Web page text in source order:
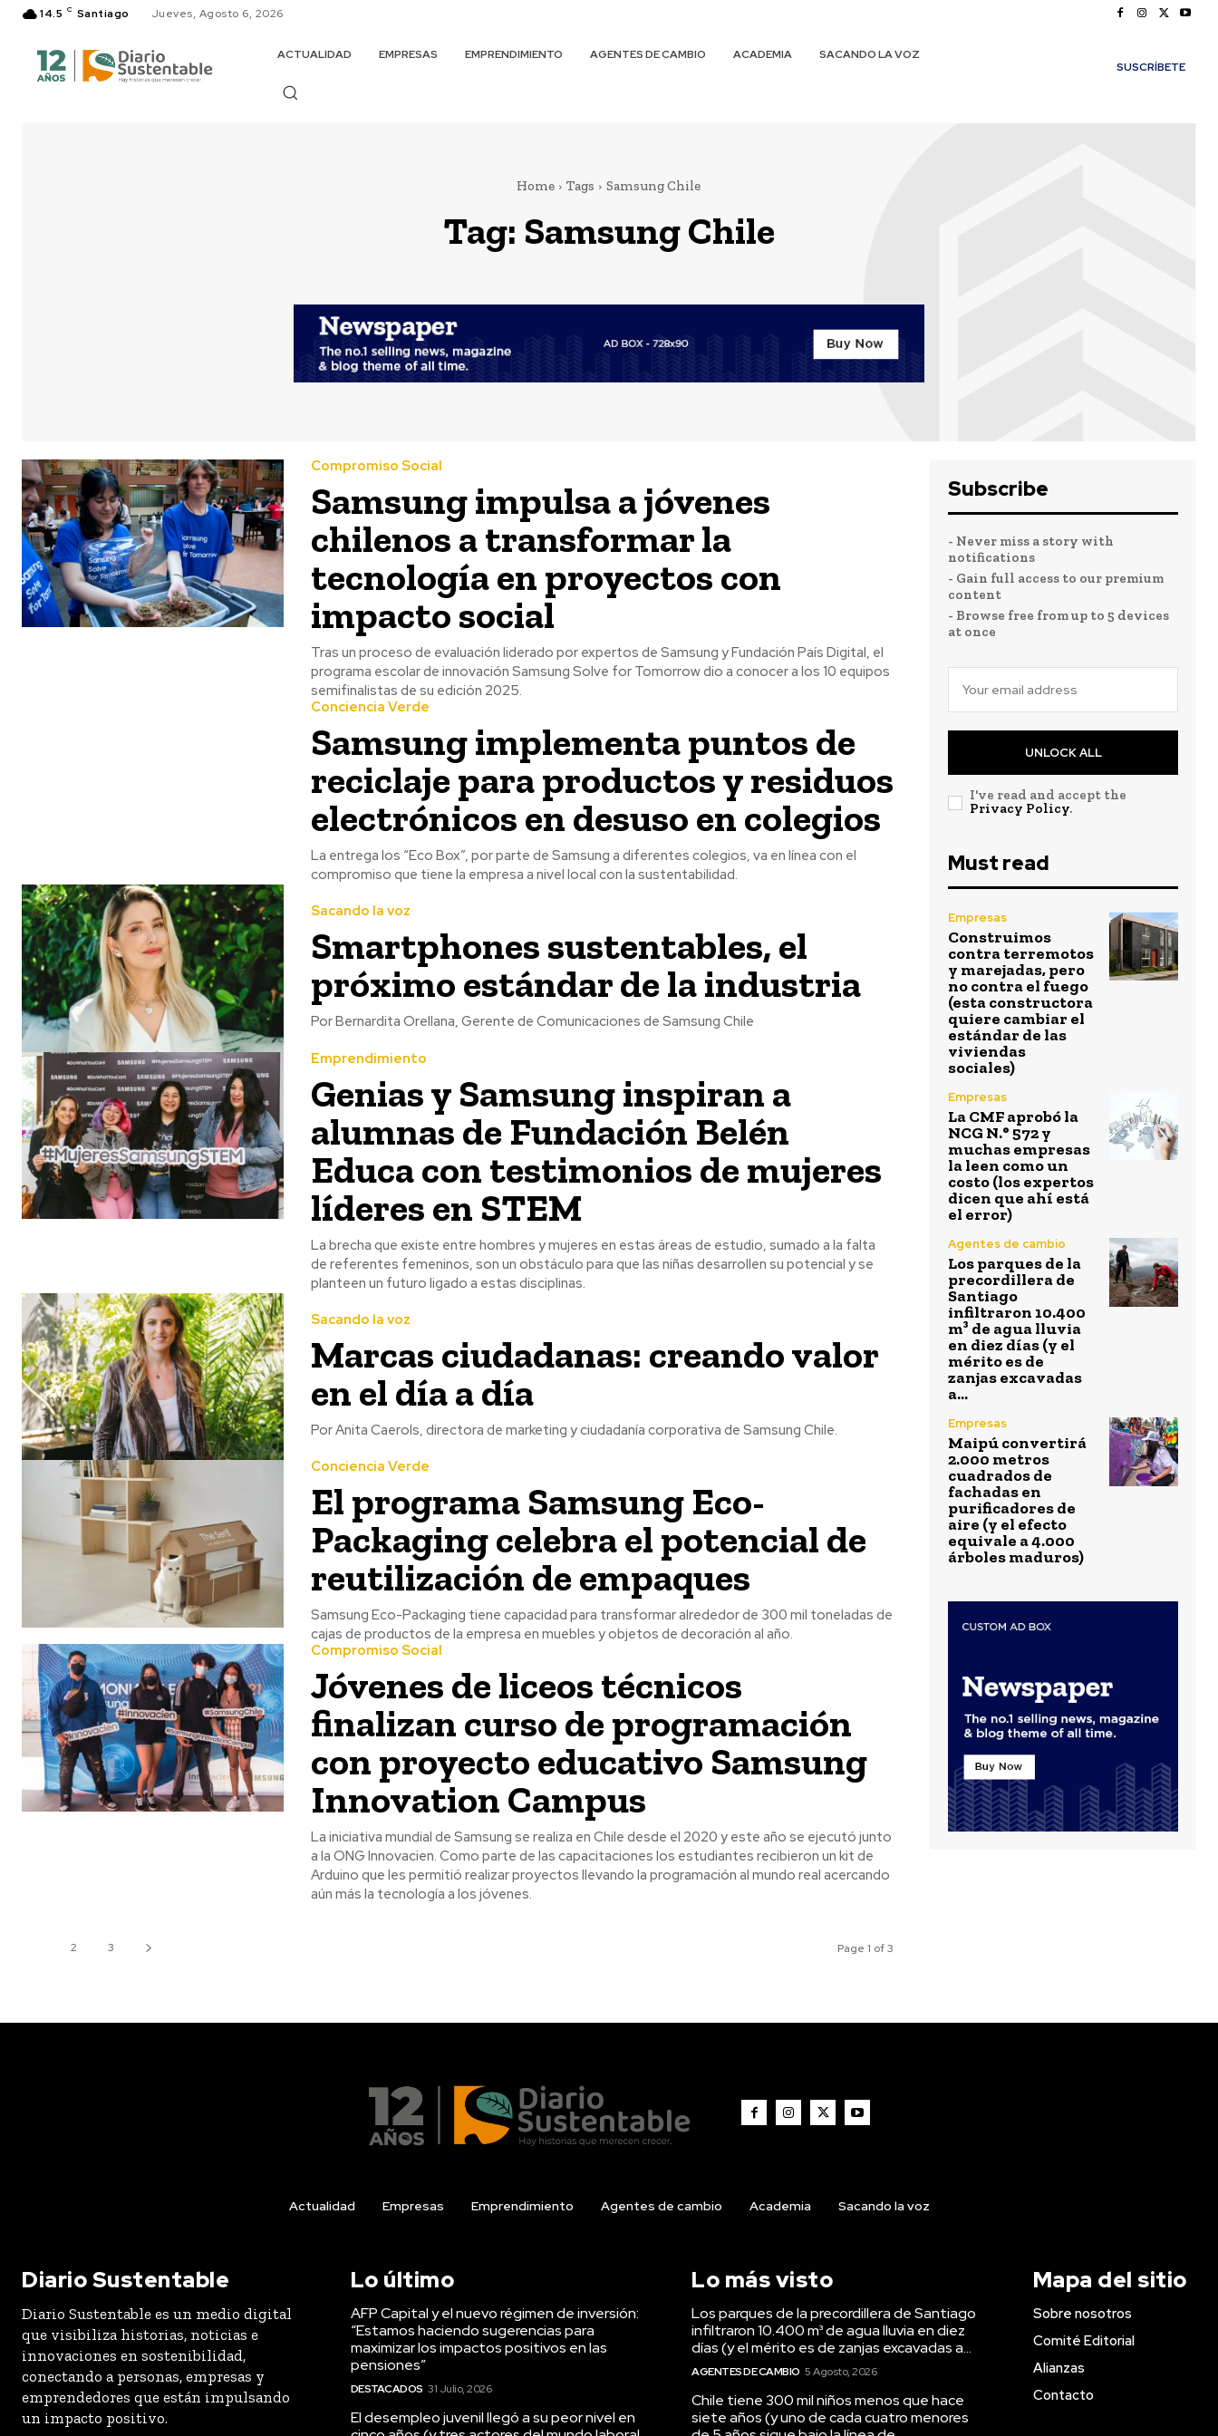
14.5 C Santiago Jueves, Agosto 6, 2026
ACTUALIDAD EMPRESAS EMPRENDIMIENTO AGENTES DE CAMBIO ACADEMIA
SACANDO LA VOZ
SUSCRÍBETE
Home Tags Samsung Chile
Tag: Samsung Chile
Compromiso Social
Samsung impulsa a jóvenes
chilenos a transformar la
tecnología en proyectos con
impacto social
Tras un proceso de evaluación liderado por expertos de Samsung y Fundación País Digital, el
programa escolar de innovación Samsung Solve for Tomorrow dio a conocer a los 10 equipos
semifinalistas de su edición 2025.
Conciencia Verde
Samsung implementa puntos de
reciclaje para productos y residuos
electrónicos en desuso en colegios
La entrega los “Eco Box”, por parte de Samsung a diferentes colegios, va en línea con el
compromiso que tiene la empresa a nivel local con la sustentabilidad.
Sacando la voz
Smartphones sustentables, el
próximo estándar de la industria
Por Bernardita Orellana, Gerente de Comunicaciones de Samsung Chile
Emprendimiento
Genias y Samsung inspiran a
alumnas de Fundación Belén
Educa con testimonios de mujeres
líderes en STEM
La brecha que existe entre hombres y mujeres en estas áreas de estudio, sumado a la falta
de referentes femeninos, son un obstáculo para que las niñas desarrollen su potencial y se
planteen un futuro ligado a estas disciplinas.
Sacando la voz
Marcas ciudadanas: creando valor
en el día a día
Por Anita Caerols, directora de marketing y ciudadanía corporativa de Samsung Chile.
Conciencia Verde
El programa Samsung Eco-
Packaging celebra el potencial de
reutilización de empaques
Samsung Eco-Packaging tiene capacidad para transformar alrededor de 300 mil toneladas de
cajas de productos de la empresa en muebles y objetos de decoración al año.
Compromiso Social
Jóvenes de liceos técnicos
finalizan curso de programación
con proyecto educativo Samsung
Innovation Campus
La iniciativa mundial de Samsung se realiza en Chile desde el 2020 y este año se ejecutó junto
a la ONG Innovacien. Como parte de las capacitaciones los estudiantes recibieron un kit de
Arduino que les permitió realizar proyectos llevando la programación al mundo real acercando
aún más la tecnología a los jóvenes.
2 3 Page 1 of 3
Subscribe
- Never miss a story with
notifications
- Gain full access to our premium
content
- Browse free from up to 5 devices
at once
UNLOCK ALL
I've read and accept the
Privacy Policy.
Must read
Empresas
Construimos
contra terremotos
y marejadas, pero
no contra el fuego
(esta constructora
quiere cambiar el
estándar de las
viviendas
sociales)
Empresas
La CMF aprobó la
NCG N.° 572 y
muchas empresas
la leen como un
costo (los expertos
dicen que ahí está
el error)
Agentes de cambio
Los parques de la
precordillera de
Santiago
infiltraron 10.400
m³ de agua lluvia
en diez días (y el
mérito es de
zanjas excavadas
a...
Empresas
Maipú convertirá
2.000 metros
cuadrados de
fachadas en
purificadores de
aire (y el efecto
equivale a 4.000
árboles maduros)
Actualidad Empresas Emprendimiento Agentes de cambio Academia Sacando la voz
Diario Sustentable
Diario Sustentable es un medio digital
que visibiliza historias, noticias e
innovaciones en sostenibilidad,
conectando a personas, empresas y
emprendedores que están impulsando
un impacto positivo.
Lo último
AFP Capital y el nuevo régimen de inversión:
“Estamos haciendo sugerencias para
maximizar los impactos positivos en las
pensiones”
DESTACADOS 31 Julio, 2026
El desempleo juvenil llegó a su peor nivel en
Lo más visto
Los parques de la precordillera de Santiago
infiltraron 10.400 m³ de agua lluvia en diez
días (y el mérito es de zanjas excavadas a...
AGENTES DE CAMBIO 5 Agosto, 2026
Chile tiene 300 mil niños menos que hace
siete años (y uno de cada cuatro menores
Mapa del sitio
Sobre nosotros
Comité Editorial
Alianzas
Contacto